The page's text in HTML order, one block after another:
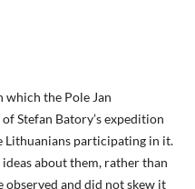
which the Pole Jan
Stefan Batory’s expedition
Lithuanians participating in it.
about them, rather than
and did not skew it